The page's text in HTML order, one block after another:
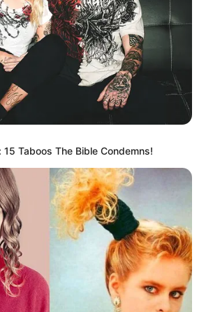
de Saúde do Brasil.
| Canal da CONACS|
Canal da
continuar marcando ponto na vida da
para o site. Sua colaboração é
combatendo o bom combate com a
conhece. A partir de qualquer valor, você
Muito Obrigado!Veja como doar aqui!
Taboos The Bible Condemns!